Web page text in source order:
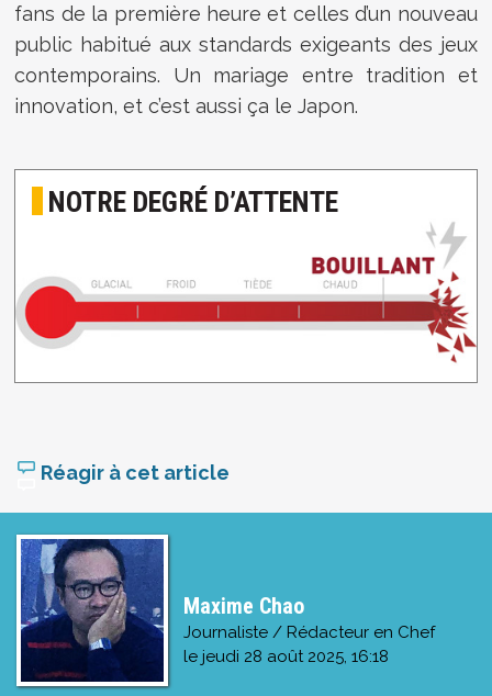
fans de la première heure et celles d’un nouveau
public habitué aux standards exigeants des jeux
contemporains. Un mariage entre tradition et
innovation, et c’est aussi ça le Japon.
NOTRE DEGRÉ D’ATTENTE
Réagir à cet article
Maxime Chao
Journaliste / Rédacteur en Chef
le jeudi 28 août 2025, 16:18